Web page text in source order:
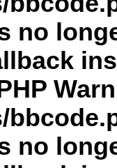
no
no